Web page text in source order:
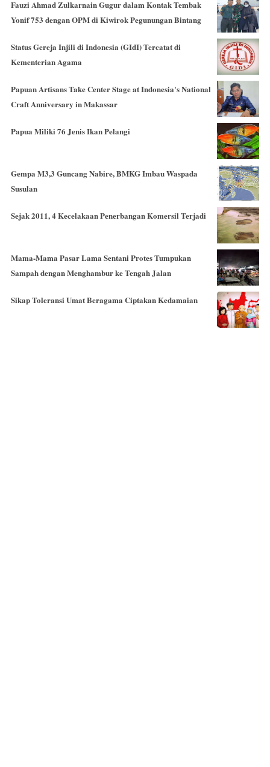
Fauzi Ahmad Zulkarnain Gugur dalam Kontak Tembak
Yonif 753 dengan OPM di Kiwirok Pegunungan Bintang
Status Gereja Injili di Indonesia (GIdI) Tercatat di
Kementerian Agama
Papuan Artisans Take Center Stage at Indonesia's National
Craft Anniversary in Makassar
Papua Miliki 76 Jenis Ikan Pelangi
Gempa M3,3 Guncang Nabire, BMKG Imbau Waspada
Susulan
Sejak 2011, 4 Kecelakaan Penerbangan Komersil Terjadi
Mama-Mama Pasar Lama Sentani Protes Tumpukan
Sampah dengan Menghambur ke Tengah Jalan
Sikap Toleransi Umat Beragama Ciptakan Kedamaian